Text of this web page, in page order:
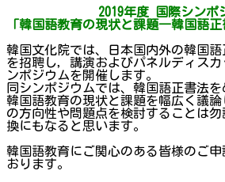
2019年度 国際シンポ
「韓国語教育の現状と課題―韓国語
韓国文化院では、日本国内外の韓国
を招聘し，講演およびパネルディス
ンポジウムを開催します。
同シンポジウムでは、韓国語正書法
韓国語教育の現状と課題を幅広く議
の方向性や問題点を検討することは
換にもなると思います。
韓国語教育にご関心のある皆様のご
おります。